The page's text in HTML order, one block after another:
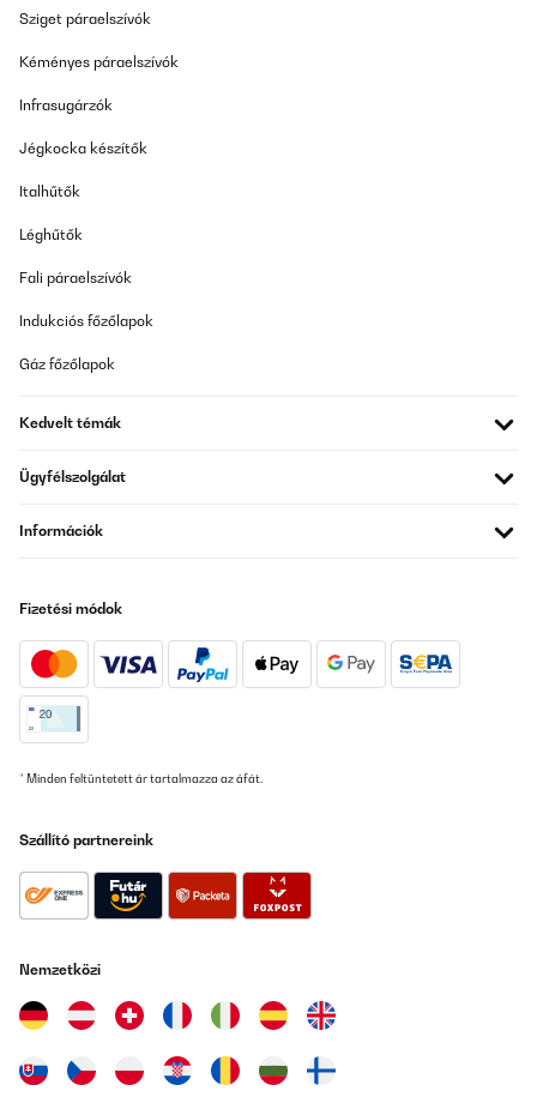
Sziget páraelszívók
Kéményes páraelszívók
Infrasugárzók
Jégkocka készítők
Italhűtők
Léghűtők
Fali páraelszívók
Indukciós főzőlapok
Gáz főzőlapok
Kedvelt témák
Ügyfélszolgálat
Információk
Fizetési módok
* Minden feltüntetett ár tartalmazza az áfát.
Szállító partnereink
Nemzetközi